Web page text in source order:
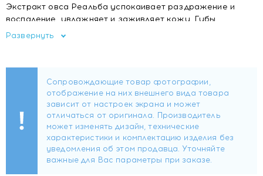
Экстракт овса Реальба успокаивает раздражение и
воспаление, увлажняет и заживляет кожу. Губы
становятся мягкими, прекращается шелушение,
защищает их от вредного воздействия жары, мороза,
Активные компоненты:экстракт овса сорта Реальба
восстанавливает здоровую структуру кожи, делает губы
мягкими, устраняет шелушениемасло ши и касторовое
масло смягчают, питают и увлажняют кожу,
восстанавливают липидный слойвитамин Е ускоряет
заживление повреждений, повышает эластичность кожи,
Развернуть